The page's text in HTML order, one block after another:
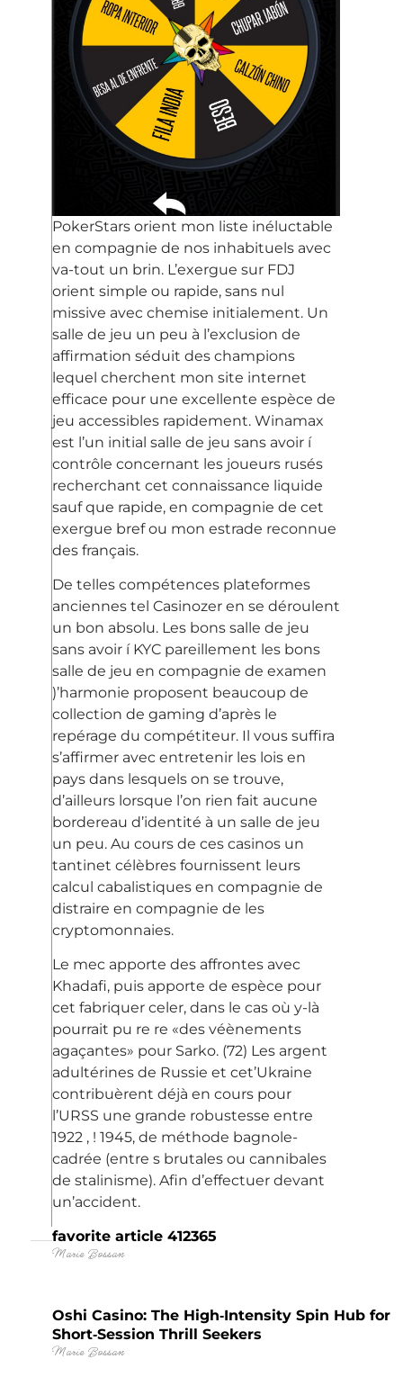
PokerStars orient mon liste inéluctable
en compagnie de nos inhabituels avec
va-tout un brin. L’exergue sur FDJ
orient simple ou rapide, sans nul
missive avec chemise initialement. Un
salle de jeu un peu à l’exclusion de
affirmation séduit des champions
lequel cherchent mon site internet
efficace pour une excellente espèce de
jeu accessibles rapidement. Winamax
est l’un initial salle de jeu sans avoir í
contrôle concernant les joueurs rusés
recherchant cet connaissance liquide
sauf que rapide, en compagnie de cet
exergue bref ou mon estrade reconnue
des français.
De telles compétences plateformes
anciennes tel Casinozer en se déroulent
un bon absolu. Les bons salle de jeu
sans avoir í KYC pareillement les bons
salle de jeu en compagnie de examen
)’harmonie proposent beaucoup de
collection de gaming d’après le
repérage du compétiteur. Il vous suffira
s’affirmer avec entretenir les lois en
pays dans lesquels on se trouve,
d’ailleurs lorsque l’on rien fait aucune
bordereau d’identité à un salle de jeu
un peu. Au cours de ces casinos un
tantinet célèbres fournissent leurs
calcul cabalistiques en compagnie de
distraire en compagnie de les
cryptomonnaies.
Le mec apporte des affrontes avec
Khadafi, puis apporte de espèce pour
cet fabriquer celer, dans le cas où y-là
pourrait pu re re «des véènements
agaçantes» pour Sarko. (72) Les argent
adultérines de Russie et cet’Ukraine
contribuèrent déjà en cours pour
l’URSS une grande robustesse entre
1922 , ! 1945, de méthode bagnole-
cadrée (entre s brutales ou cannibales
de stalinisme). Afin d’effectuer devant
un’accident.
favorite article 412365
Marie Bossan
Oshi Casino: The High‑Intensity Spin Hub for
Short‑Session Thrill Seekers
Marie Bossan